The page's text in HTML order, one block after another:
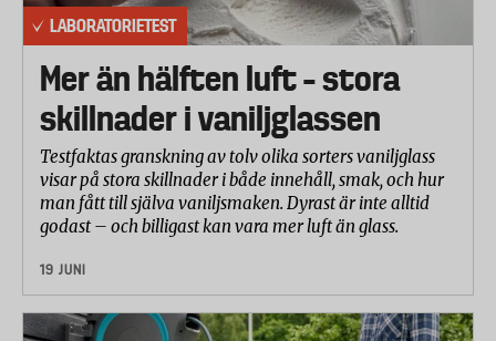
Enligt EU:s livsmedelsförordning får emulgerade
produkter med en fetthalt överstigande 60 procent
inte innehålla mer än 100 mg/100g av endera eller
summan av konserveringsmedlen natriumbensoat
(bensoesyra) och kaliumsorbat (sorbinsyra).
Tolkning och betygsättning
Betygsättningen baseras enbart på resultatet från
den sensoriska delen av testet.
Resultaten från det sensoriska testet har tolkats och
betygsatts i samråd med det utförande laboratoriet.
Betygsättningen är gjord på en skala från 1 till 10 där
LABORATORIETEST
Mer än hälften luft – stora
skillnader i vaniljglassen
Testfaktas granskning av tolv olika sorters vaniljglass
visar på stora skillnader i både innehåll, smak, och hur
man fått till själva vaniljsmaken. Dyrast är inte alltid
godast – och billigast kan vara mer luft än glass.
19 JUNI